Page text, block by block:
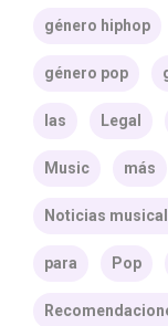
género hiphop
género pop
las Legal
Music más
Noticias
para Pop